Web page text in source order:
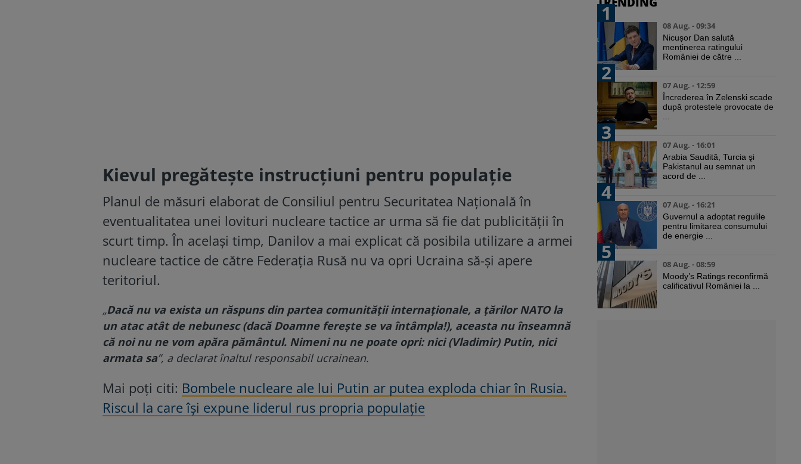
Kievul pregătește instrucțiuni pentru populație
Planul de măsuri elaborat de Consiliul pentru Securitatea Națională în
eventualitatea unei lovituri nucleare tactice ar urma să fie dat publicității în
scurt timp. În același timp, Danilov a mai explicat că posibila utilizare a armei
nucleare tactice de către Federația Rusă nu va opri Ucraina să-și apere
teritoriul.
„Dacă nu va exista un răspuns din partea comunității internaționale, a țărilor NATO la
un atac atât de nebunesc (dacă Doamne ferește se va întâmpla!), aceasta nu înseamnă
că noi nu ne vom apăra pământul. Nimeni nu ne poate opri: nici (Vladimir) Putin, nici
armata sa”, a declarat înaltul responsabil ucrainean.
Mai poți citi: Bombele nucleare ale lui Putin ar putea exploda chiar în Rusia.
Riscul la care își expune liderul rus propria populație
1
08 Aug. - 09:34
Nicușor Dan salută
menținerea ratingului
României de către ...
2
07 Aug. - 12:59
Încrederea în Zelenski scade
după protestele provocate de
3
07 Aug. - 16:01
Arabia Saudită, Turcia şi
Pakistanul au semnat un
acord de ...
4
07 Aug. - 16:21
Guvernul a adoptat regulile
pentru limitarea consumului
de energie ...
5
08 Aug. - 08:59
Moody’s Ratings reconfirmă
calificativul României la ...